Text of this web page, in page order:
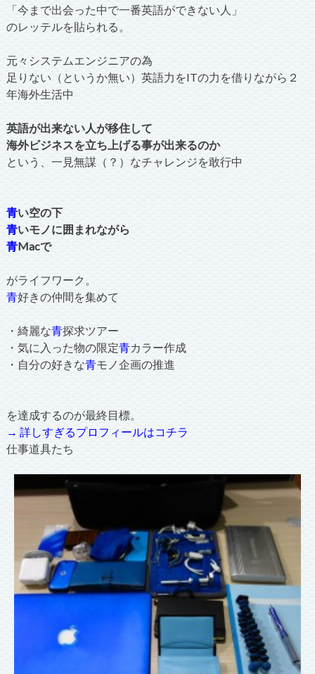
「今まで出会った中で一番英語ができない人」
のレッテルを貼られる。
元々システムエンジニアの為
足りない（というか無い）英語力をITの力を借りながら２
年海外生活中
英語が出来ない人が移住して
海外ビジネスを立ち上げる事が出来るのか
という、一見無謀（？）なチャレンジを敢行中
青い空の下
青いモノに囲まれながら
青Macで
がライフワーク。
青好きの仲間を集めて
・綺麗な青探求ツアー
・気に入った物の限定青カラー作成
・自分の好きな青モノ企画の推進
を達成するのが最終目標。
→ 詳しすぎるプロフィールはコチラ
仕事道具たち